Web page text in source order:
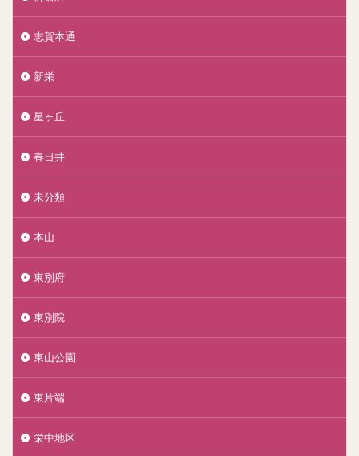
志賀本通
新栄
星ヶ丘
春日井
未分類
本山
東別府
東別院
東山公園
東片端
栄中地区